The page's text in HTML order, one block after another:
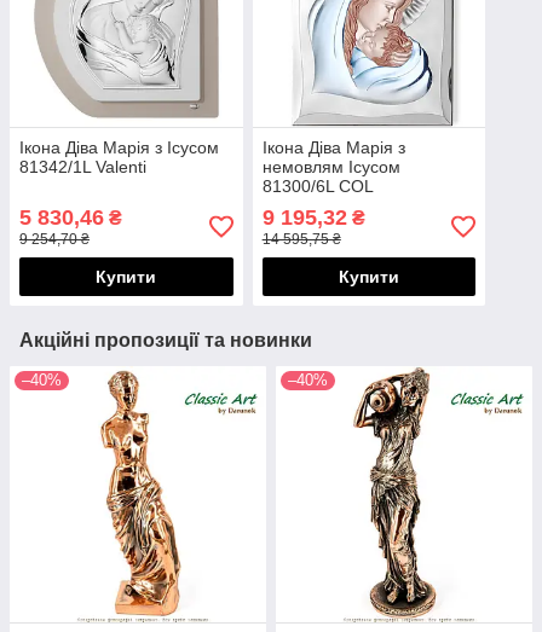
Ікона Діва Марія з Ісусом
81342/1L Valenti
5 830,46 ₴
9 254,70 ₴
Купити
Ікона Діва Марія з
немовлям Ісусом
81300/6L COL
9 195,32₴
14 595,75 ₴
Купити
Акційні пропозиції та новинки
–40% –40%